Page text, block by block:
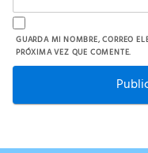
GUARDA MI NOMBRE, CORREO
PRÓXIMA VEZ QUE COMENTE.